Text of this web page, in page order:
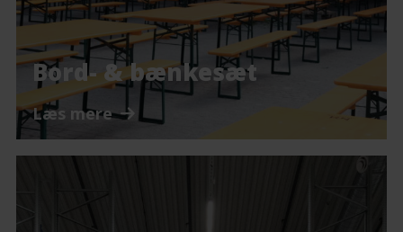
Bord- & bænkesæt
Læs mere